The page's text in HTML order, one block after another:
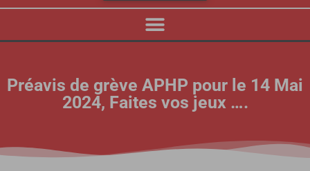
Préavis de grève APHP pour le 14 Mai
2024, Faites vos jeux ….